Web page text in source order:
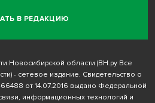
В РЕДАКЦИЮ
Новосибирской области (ВН.ру Все
- сетевое издание. Свидетельство о
от 14.07.2016 выдано Федеральной
информационных технологий и